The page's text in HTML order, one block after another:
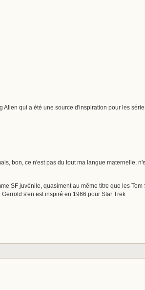
qui a été une source d'inspiration pour les
bon, ce n'est pas du tout ma langue maternelle,
SF juvénile, quasiment au même titre que les Tom
s'en est inspiré en 1966 pour Star Trek